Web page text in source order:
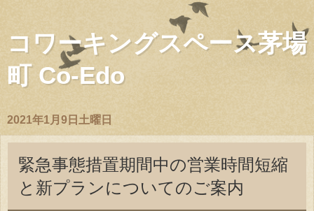
コワーキングスペース茅場
町 Co-Edo
2021年1月9日土曜日
緊急事態措置期間中の営業時間短縮
と新プランについてのご案内